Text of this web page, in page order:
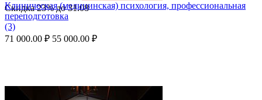
Скидка23%до31.08
Клиническая (медицинская) психология, профессиональная
переподготовка
(3)
71 000.00 ₽ 55 000.00 ₽